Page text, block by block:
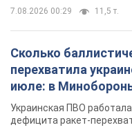
7.08.2026 00:29 11,5 т.
Сколько
перехватила
июле: в
Украинская ПВО
дефицита ракет-